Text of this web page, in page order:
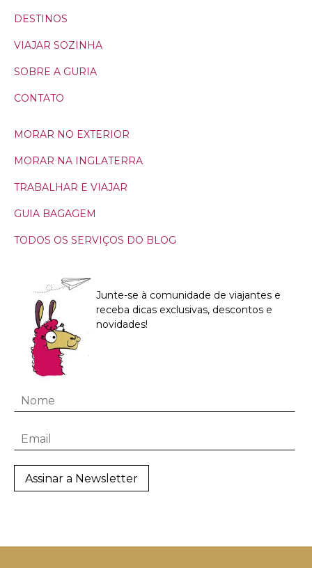
DESTINOS
VIAJAR SOZINHA
SOBRE A GURIA
CONTATO
MORAR NO EXTERIOR
MORAR NA INGLATERRA
TRABALHAR E VIAJAR
GUIA BAGAGEM
TODOS OS SERVIÇOS DO BLOG
Junte-se à comunidade de viajantes e
receba dicas exclusivas, descontos e
novidades!